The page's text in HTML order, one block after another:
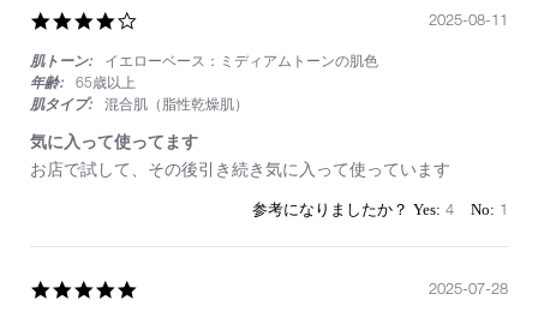
湿
の
環
境
で
さ
す
が
に
が
綺
す
ま
な
い
rating
肌トーン:
イエローベース：ミディアムトーンの肌色
年齢:
65歳以上
肌タイプ:
混合肌（脂性乾燥肌）
気に入って使ってます
Review
Aug
review
入
て
お店で試して、その後引き続き気に入って使っています
2025-08-11
4 1
2025-07-28